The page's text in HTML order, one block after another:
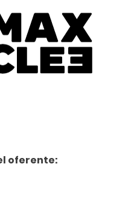
oferente: